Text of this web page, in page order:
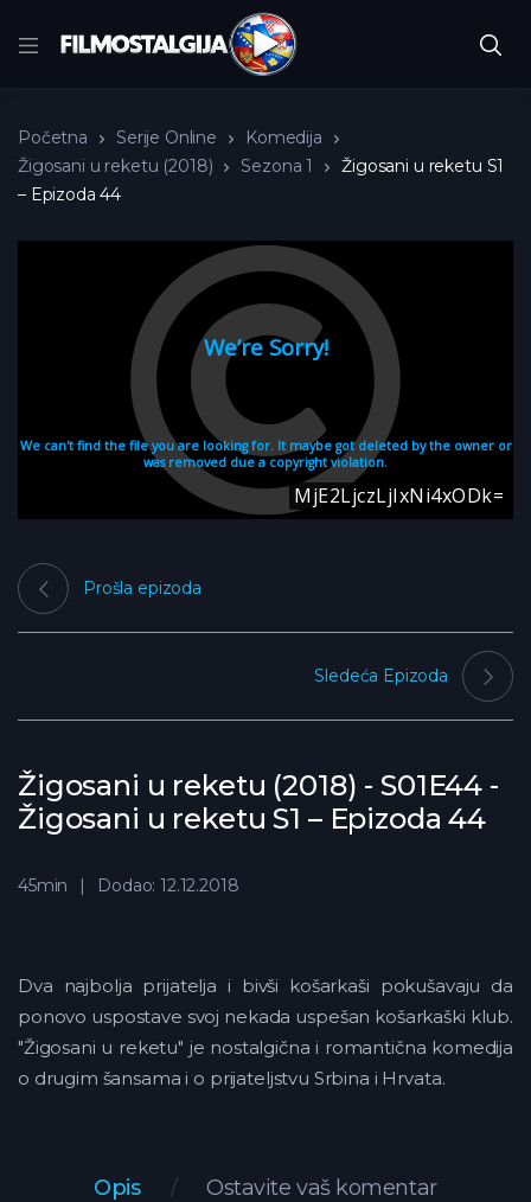
Početna Serije Online
Komedija
Žigosani u reketu (2018)
Sezona 1
Žigosani u reketu S1
– Epizoda 44
Žigosani u reketu (2018) - S01E44 -
Žigosani u reketu S1 – Epizoda 44
Prošla epizoda
Sledeća Epizoda
45min Dodao: 12.12.2018
Dva najbolja prijatelja i bivši košarkaši pokušavaju da
ponovo uspostave svoj nekada uspešan košarkaški klub.
"Žigosani u reketu" je nostalgična i romantična komedija
o drugim šansama i o prijateljstvu Srbina i Hrvata.
Opis Ostavite vaš komentar